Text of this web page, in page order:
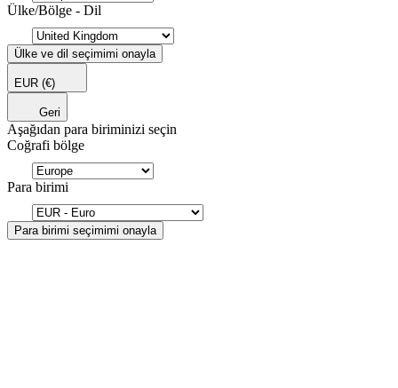
Ülke/Bölge - Dil
Ülke ve dil seçimimi onayla
EUR (€)
Geri
Aşağıdan para biriminizi seçin
Coğrafi bölge
Para birimi
Para birimi seçimimi onayla